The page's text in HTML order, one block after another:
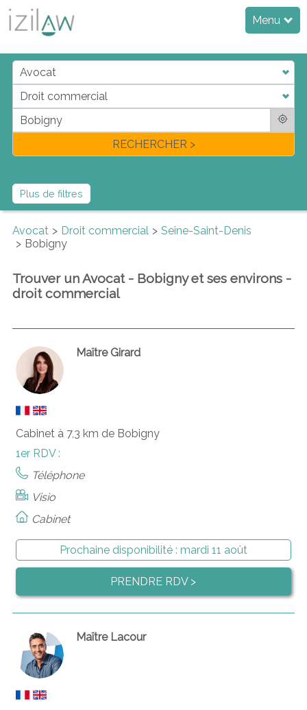
Menu
jdadi
fl
RECHERCHER >
Plus de filtres
Avocat Droit commercial
Seine-Saint-Denis
Bobigny
Trouver un Avocat - Bobigny et ses environs -
droit commercial
Maître Girard
Cabinet à 7,3 km de Bobigny
1er RDV :
Téléphone
Visio
Cabinet
Prochaine disponibilité : mardi 11 août
PRENDRE RDV >
Maître Lacour